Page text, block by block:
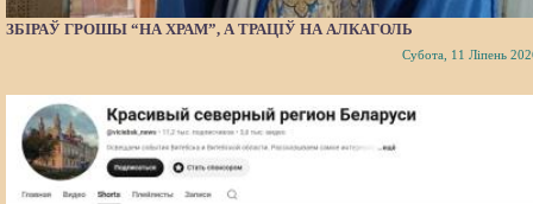
ЗБІРАЎ ГРОШЫ “НА ХРАМ”, А ТРАЦІЎ НА АЛКАГОЛЬ
Субота, 11 Ліпень